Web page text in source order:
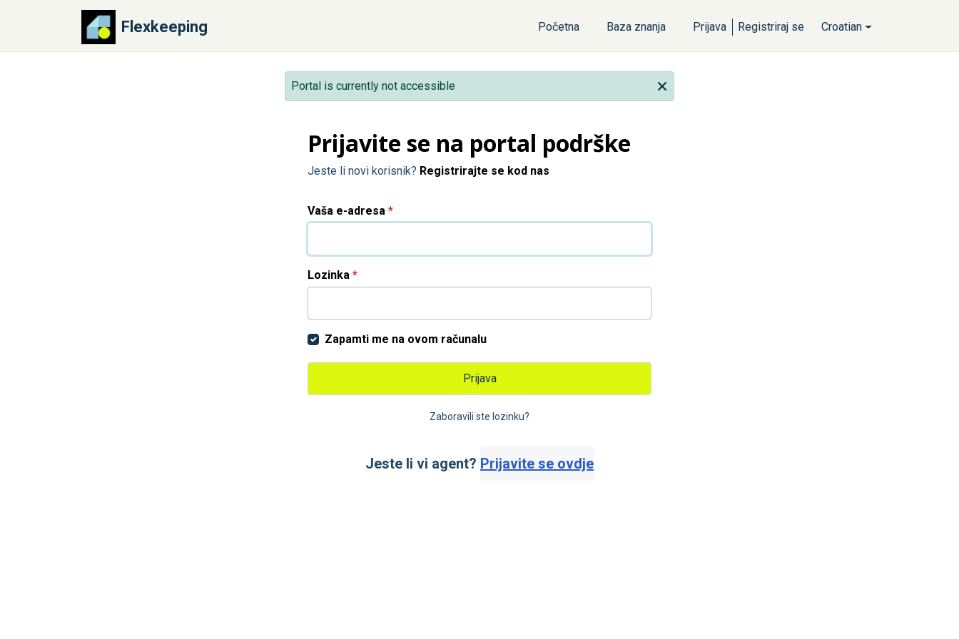
Flexkeeping Početna Baza znanja Prijava Registriraj se Croatian
Portal is currently not accessible
Prijavite se na portal podrške
Jeste li novi korisnik? Registrirajte se kod nas
Vaša e-adresa *
Lozinka *
Zapamti me na ovom računalu
Prijava
Zaboravili ste lozinku?
Jeste li vi agent? Prijavite se ovdje